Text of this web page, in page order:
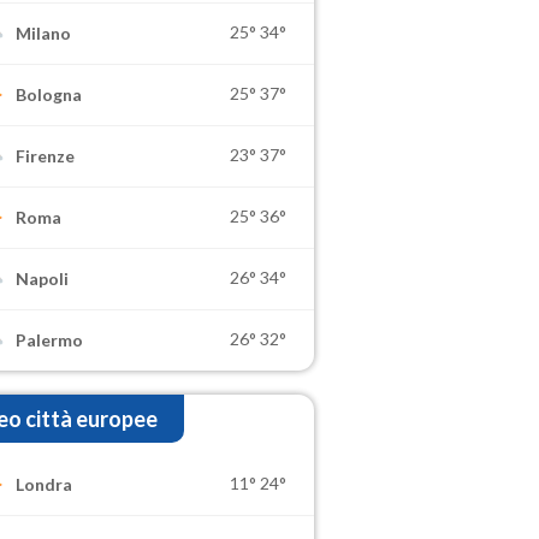
Milano 25° 34°
Bologna 25° 37°
Firenze 23° 37°
Roma 25° 36°
Napoli 26° 34°
Palermo 26° 32°
città europee
Londra 11° 24°